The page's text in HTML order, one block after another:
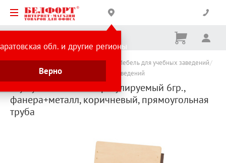
обл. и другие регионы
Верно
Корзина
Ничего
Каталог товаров Товары для школы
Мебель для учебных заведений
Мебель для школ и других учебных заведений
Стул ученический нерегулируемый 6гр.,
фанера+металл, коричневый, прямоугольная
труба